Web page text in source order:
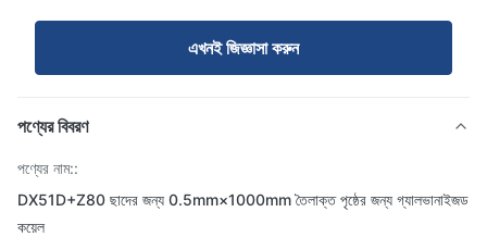
এখনই জিজ্ঞাসা করুন
পণ্যের বিবরণ
পণ্যের নাম::
DX51D+Z80 ছাদের জন্য 0.5mm×1000mm তৈলাক্ত পৃষ্ঠের জন্য গ্যালভানাইজড
কয়েল